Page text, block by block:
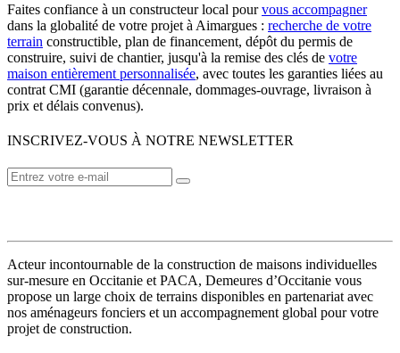
Faites confiance à un constructeur local pourvous accompagner
dans la globalité de votre projet à Aimargues : recherche de votre
terrain constructible, plan de financement, dépôt du permis de
construire, suivi de chantier, jusqu'à la remise des clés de votre
maison entièrement personnalisée, avec toutes les garanties liées au
contrat CMI (garantie décennale, dommages-ouvrage, livraison à
prix et délais convenus).
INSCRIVEZ-VOUS À NOTRE NEWSLETTER
Acteur incontournable de la construction de maisons individuelles
sur-mesure en Occitanie et PACA, Demeures d’Occitanie vous
propose un large choix de terrains disponibles en partenariat avec
nos aménageurs fonciers et un accompagnement global pour votre
projet de construction.